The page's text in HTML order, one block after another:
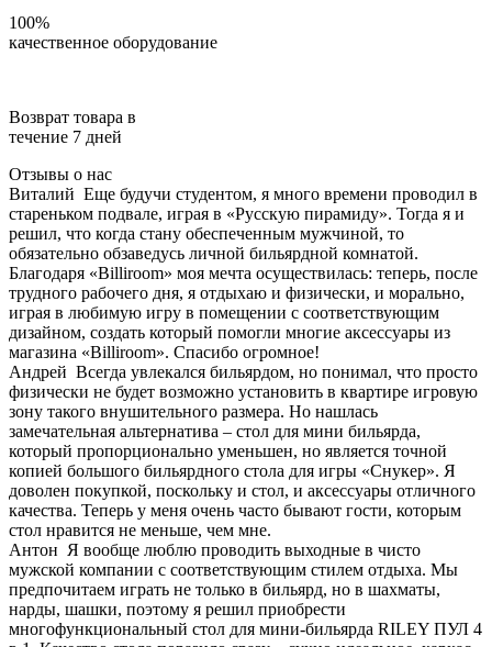
100%
качественное оборудование
Возврат товара в
течение 7 дней
Отзывы о нас
Виталий Еще будучи студентом, я много времени проводил в
стареньком подвале, играя в «Русскую пирамиду». Тогда я и
решил, что когда стану обеспеченным мужчиной, то
обязательно обзаведусь личной бильярдной комнатой.
Благодаря «Billiroom» моя мечта осуществилась: теперь, после
трудного рабочего дня, я отдыхаю и физически, и морально,
играя в любимую игру в помещении с соответствующим
дизайном, создать который помогли многие аксессуары из
магазина «Billiroom». Спасибо огромное!
Андрей Всегда увлекался бильярдом, но понимал, что просто
физически не будет возможно установить в квартире игровую
зону такого внушительного размера. Но нашлась
замечательная альтернатива – стол для мини бильярда,
который пропорционально уменьшен, но является точной
копией большого бильярдного стола для игры «Снукер». Я
доволен покупкой, поскольку и стол, и аксессуары отличного
качества. Теперь у меня очень часто бывают гости, которым
стол нравится не меньше, чем мне.
Антон Я вообще люблю проводить выходные в чисто
мужской компании с соответствующим стилем отдыха. Мы
предпочитаем играть не только в бильярд, но в шахматы,
нарды, шашки, поэтому я решил приобрести
многофункциональный стол для мини-бильярда RILEY ПУЛ 4